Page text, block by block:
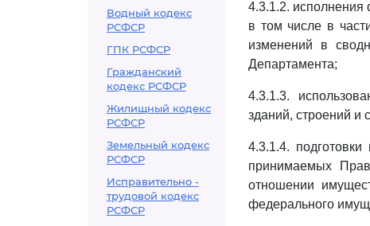
Водный кодекс
РСФСР
ГПК РСФСР
Гражданский
кодекс РСФСР
Жилищный кодекс
РСФСР
Земельный кодекс
РСФСР
Исправительно -
трудовой кодекс
РСФСР
4.3.1.2.
в том числе в
изменений в
Департамента;
4.3.1.3.
зданий, строений и
4.3.1.4.
принимаемых
отношении
федерального